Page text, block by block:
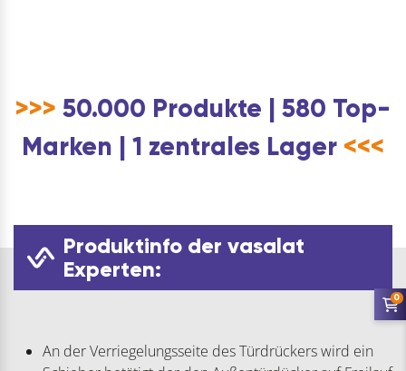
>>> 50.000 Produkte | 580 Top-
Marken | 1 zentrales Lager <<<
Produktinfo der vasalat
Experten:
An der Verriegelungsseite des Türdrückers wird ein
0